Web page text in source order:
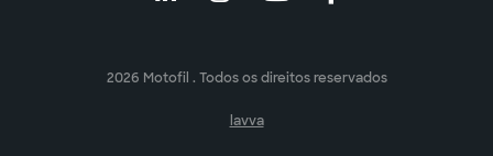
2026 Motofil . Todos os direitos reservados
lavva